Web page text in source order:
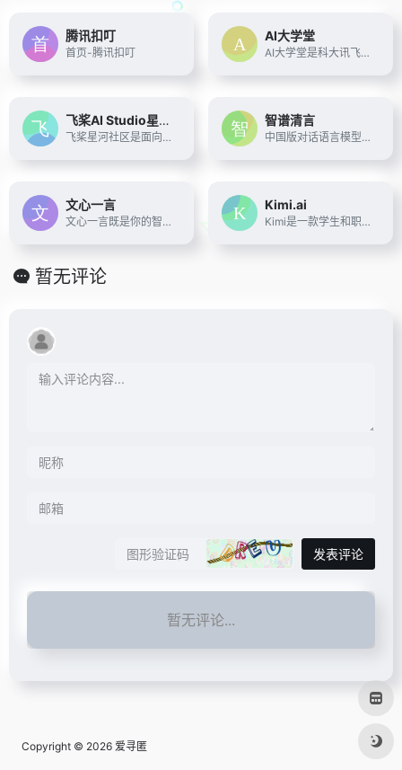
腾讯扣叮
首页-腾讯扣叮
AI大学堂
AI大学堂是科大讯飞打造的AI在线学习平台，为各行业各领域的技术人才提供人工智能培训,人工智能学习,编程入门自学,计算机编程入门,Python数据分析等课程，旨在为AI领域开发者、爱好者提供专业的课程、资源及服务支持
飞桨AI Studio星河社区
飞桨星河社区是面向AI学习者的人工智能学习与实训社区。飞桨星河社区集成了丰富的免费AI课程，大模型社区及模型应用，深度学习样例项目，各领域经典数据集，云端超强GPU算力及存储资源，更有新手练习赛、精英算法大赛等你参与。
智谱清言
中国版对话语言模型，与GLM大模型进行对话。
文心一言
文心一言既是你的智能伙伴，可以陪你聊天、回答问题、画图识图；也是你的AI助手，可以提供灵感、撰写文案、阅读文档、智能翻译，帮你高效完成工作和学习任务。
Kimi.ai
Kimi是一款学生和职场人的新质生产力工具，帮你解读论文，策划方案，创作小说，写代码查BUG，多语言翻译，有问题问Kimi，一键解决你的所有难题
暂无评论
发表评论
暂无评论...
Copyright © 2026 爱寻匿